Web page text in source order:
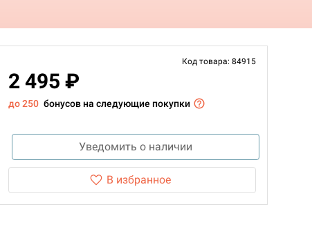
Код товара: 84915
2 495 ₽
до 250 бонусов на следующие покупки
Уведомить о наличии
В избранное